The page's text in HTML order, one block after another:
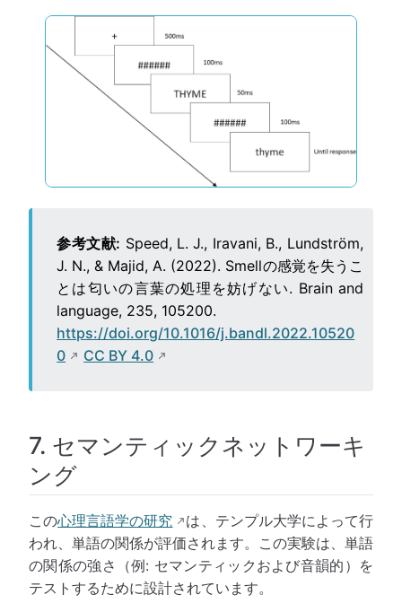
参考文献: Speed, L. J., Iravani, B., Lundström,
J. N., & Majid, A. (2022). Smellの感覚を失うこ
とは匂いの言葉の処理を妨げない. Brain and
language, 235, 105200.
https://doi.org/10.1016/j.bandl.2022.10520
0
CC BY 4.0
7. セマンティックネットワーキ
ング
この心理言語学の研究
は、テンプル大学によって行
われ、単語の関係が評価されます。この実験は、単語
の関係の強さ（例: セマンティックおよび音韻的）を
テストするために設計されています。